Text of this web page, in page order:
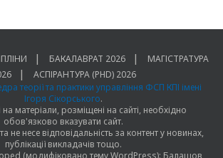
БАКАЛАВРАТ 2026
МАГІСТРАТУРА
АСПІРАНТУРА (PHD) 2026
теорії та практики управління ФСП КПІ імені
Ігоря Сікорського.
матеріали, розміщені на сайті, необхідно
обов'язково вказувати сайт.
не несе відповідальність за контент у новинах,
публікації викладачів тощо.
(модифіковано тему WordPress): Балашов